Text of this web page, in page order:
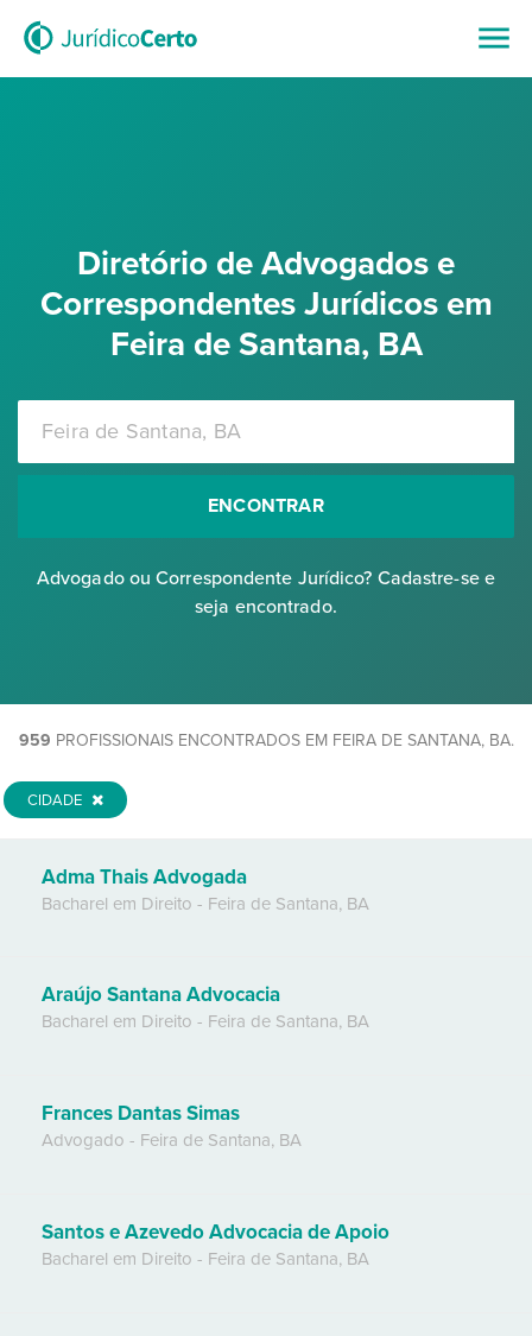
Diretório de Advogados e
Correspondentes Jurídicos em
Feira de Santana, BA
ENCONTRAR
Advogado ou Correspondente Jurídico? Cadastre-se e
seja encontrado.
959 PROFISSIONAIS ENCONTRADOS EM FEIRA DE SANTANA, BA.
CIDADE
Adma Thais Advogada
Bacharel em Direito - Feira de Santana, BA
Araújo Santana Advocacia
Bacharel em Direito - Feira de Santana, BA
Frances Dantas Simas
Advogado - Feira de Santana, BA
Santos e Azevedo Advocacia de Apoio
Bacharel em Direito - Feira de Santana, BA